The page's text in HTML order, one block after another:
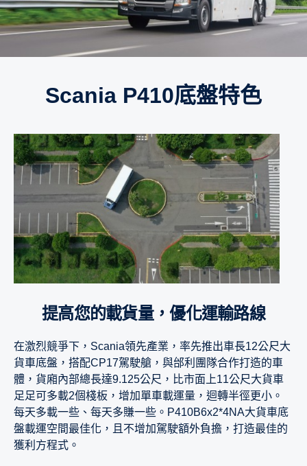
Scania P410底盤特色
提高您的載貨量，優化運輸路線
在激烈競爭下，Scania領先產業，率先推出車長12公尺大
貨車底盤，搭配CP17駕駛艙，與邰利團隊合作打造的車
體，貨廂內部總長達9.125公尺，比市面上11公尺大貨車
足足可多載2個棧板，增加單車載運量，迴轉半徑更小。
每天多載一些、每天多賺一些。P410B6x2*4NA大貨車底
盤載運空間最佳化，且不增加駕駛額外負擔，打造最佳的
獲利方程式。